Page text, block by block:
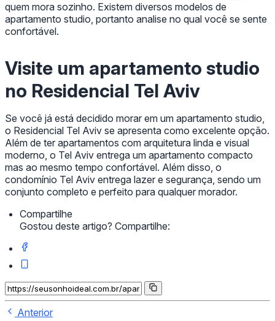
quem mora sozinho. Existem diversos modelos de
apartamento studio, portanto analise no qual você se sente
confortável.
Visite um apartamento studio
no Residencial Tel Aviv
Se você já está decidido morar em um apartamento studio,
o Residencial Tel Aviv se apresenta como excelente opção.
Além de ter apartamentos com arquitetura linda e visual
moderno, o Tel Aviv entrega um apartamento compacto
mas ao mesmo tempo confortável. Além disso, o
condomínio Tel Aviv entrega lazer e segurança, sendo um
conjunto completo e perfeito para qualquer morador.
Compartilhe
Gostou deste artigo? Compartilhe:
Anterior